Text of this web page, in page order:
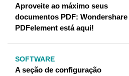
Aproveite ao máximo seus
documentos PDF: Wondershare
PDFelement está aqui!
SOFTWARE
A seção de configuração